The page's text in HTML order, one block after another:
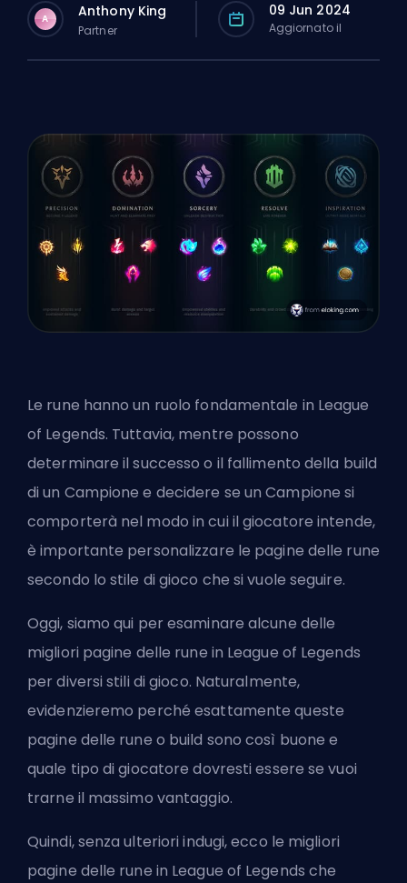
A Anthony King
Partner
09 Jun 2024
Aggiornato il
Le rune hanno un ruolo fondamentale in League
of Legends. Tuttavia, mentre possono
determinare il successo o il fallimento della build
di un Campione e decidere se un Campione si
comporterà nel modo in cui il giocatore intende,
è importante personalizzare le pagine delle rune
secondo lo stile di gioco che si vuole seguire.
Oggi, siamo qui per esaminare alcune delle
migliori pagine delle rune in League of Legends
per diversi stili di gioco. Naturalmente,
evidenzieremo perché esattamente queste
pagine delle rune o build sono così buone e
quale tipo di giocatore dovresti essere se vuoi
trarne il massimo vantaggio.
Quindi, senza ulteriori indugi, ecco le migliori
pagine delle rune in League of Legends che